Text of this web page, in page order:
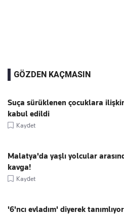
GÖZDEN KAÇMASIN
Suça sürüklenen çocuklara
kabul edildi
Kaydet
Malatya'da yaşlı yolcular
kavga!
Kaydet
'6'ncı evladım' diyerek